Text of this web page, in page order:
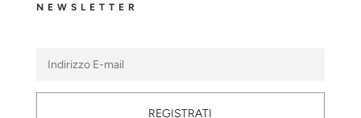
NEWSLETTER
REGISTRATI